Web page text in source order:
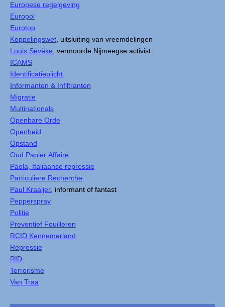
Europese regelgeving
Europol
Eurotop
Koppelingswet , uitsluiting van vreemdelingen
Louis Sévèke , vermoorde Nijmeegse activist
ICAMS
Identificatieplicht
Informanten & Infiltranten
Migratie
Multinationals
Openbare Orde
Openheid
Opstand
Oud Papier Affaire
Paola, Italiaanse repressie
Particuliere Recherche
Paul Kraaijer , informant of fantast
Pepperspray
Politie
Preventief Fouilleren
RCID Kennemerland
Repressie
RID
Terrorisme
Van Traa